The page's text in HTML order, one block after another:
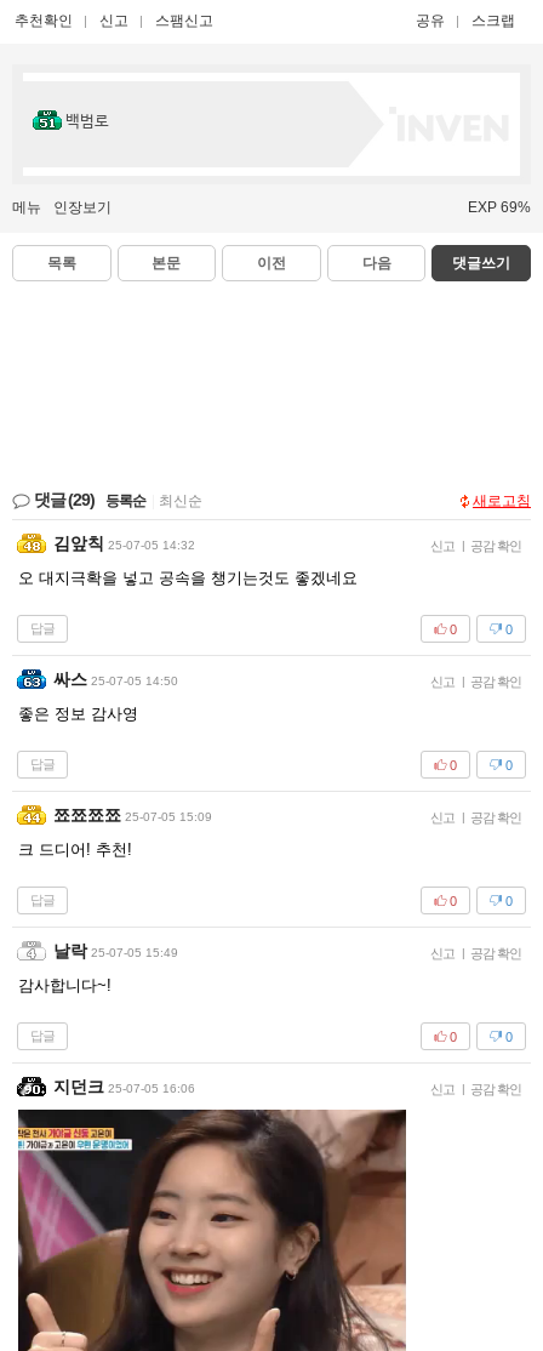
추천확인 신고 스팸신고 공유 스크랩
백범로
메뉴 인장보기 EXP 69%
목록 본문 이전 다음 댓글쓰기
댓글(29) 등록순 최신순 새로고침
김앞칙 25-07-05 14:32 신고 | 공감 확인
오 대지극확을 넣고 공속을 챙기는것도 좋겠네요
답글 0
0
싸스 25-07-05 14:50 신고 | 공감 확인
좋은 정보 감사영
답글 0
0
쬬쬬쬬쬬 25-07-05 15:09 신고 | 공감 확인
크 드디어! 추천!
답글 0
0
날락 25-07-05 15:49 신고 | 공감 확인
감사합니다~!
답글 0
0
지던크 25-07-05 16:06 신고 | 공감 확인